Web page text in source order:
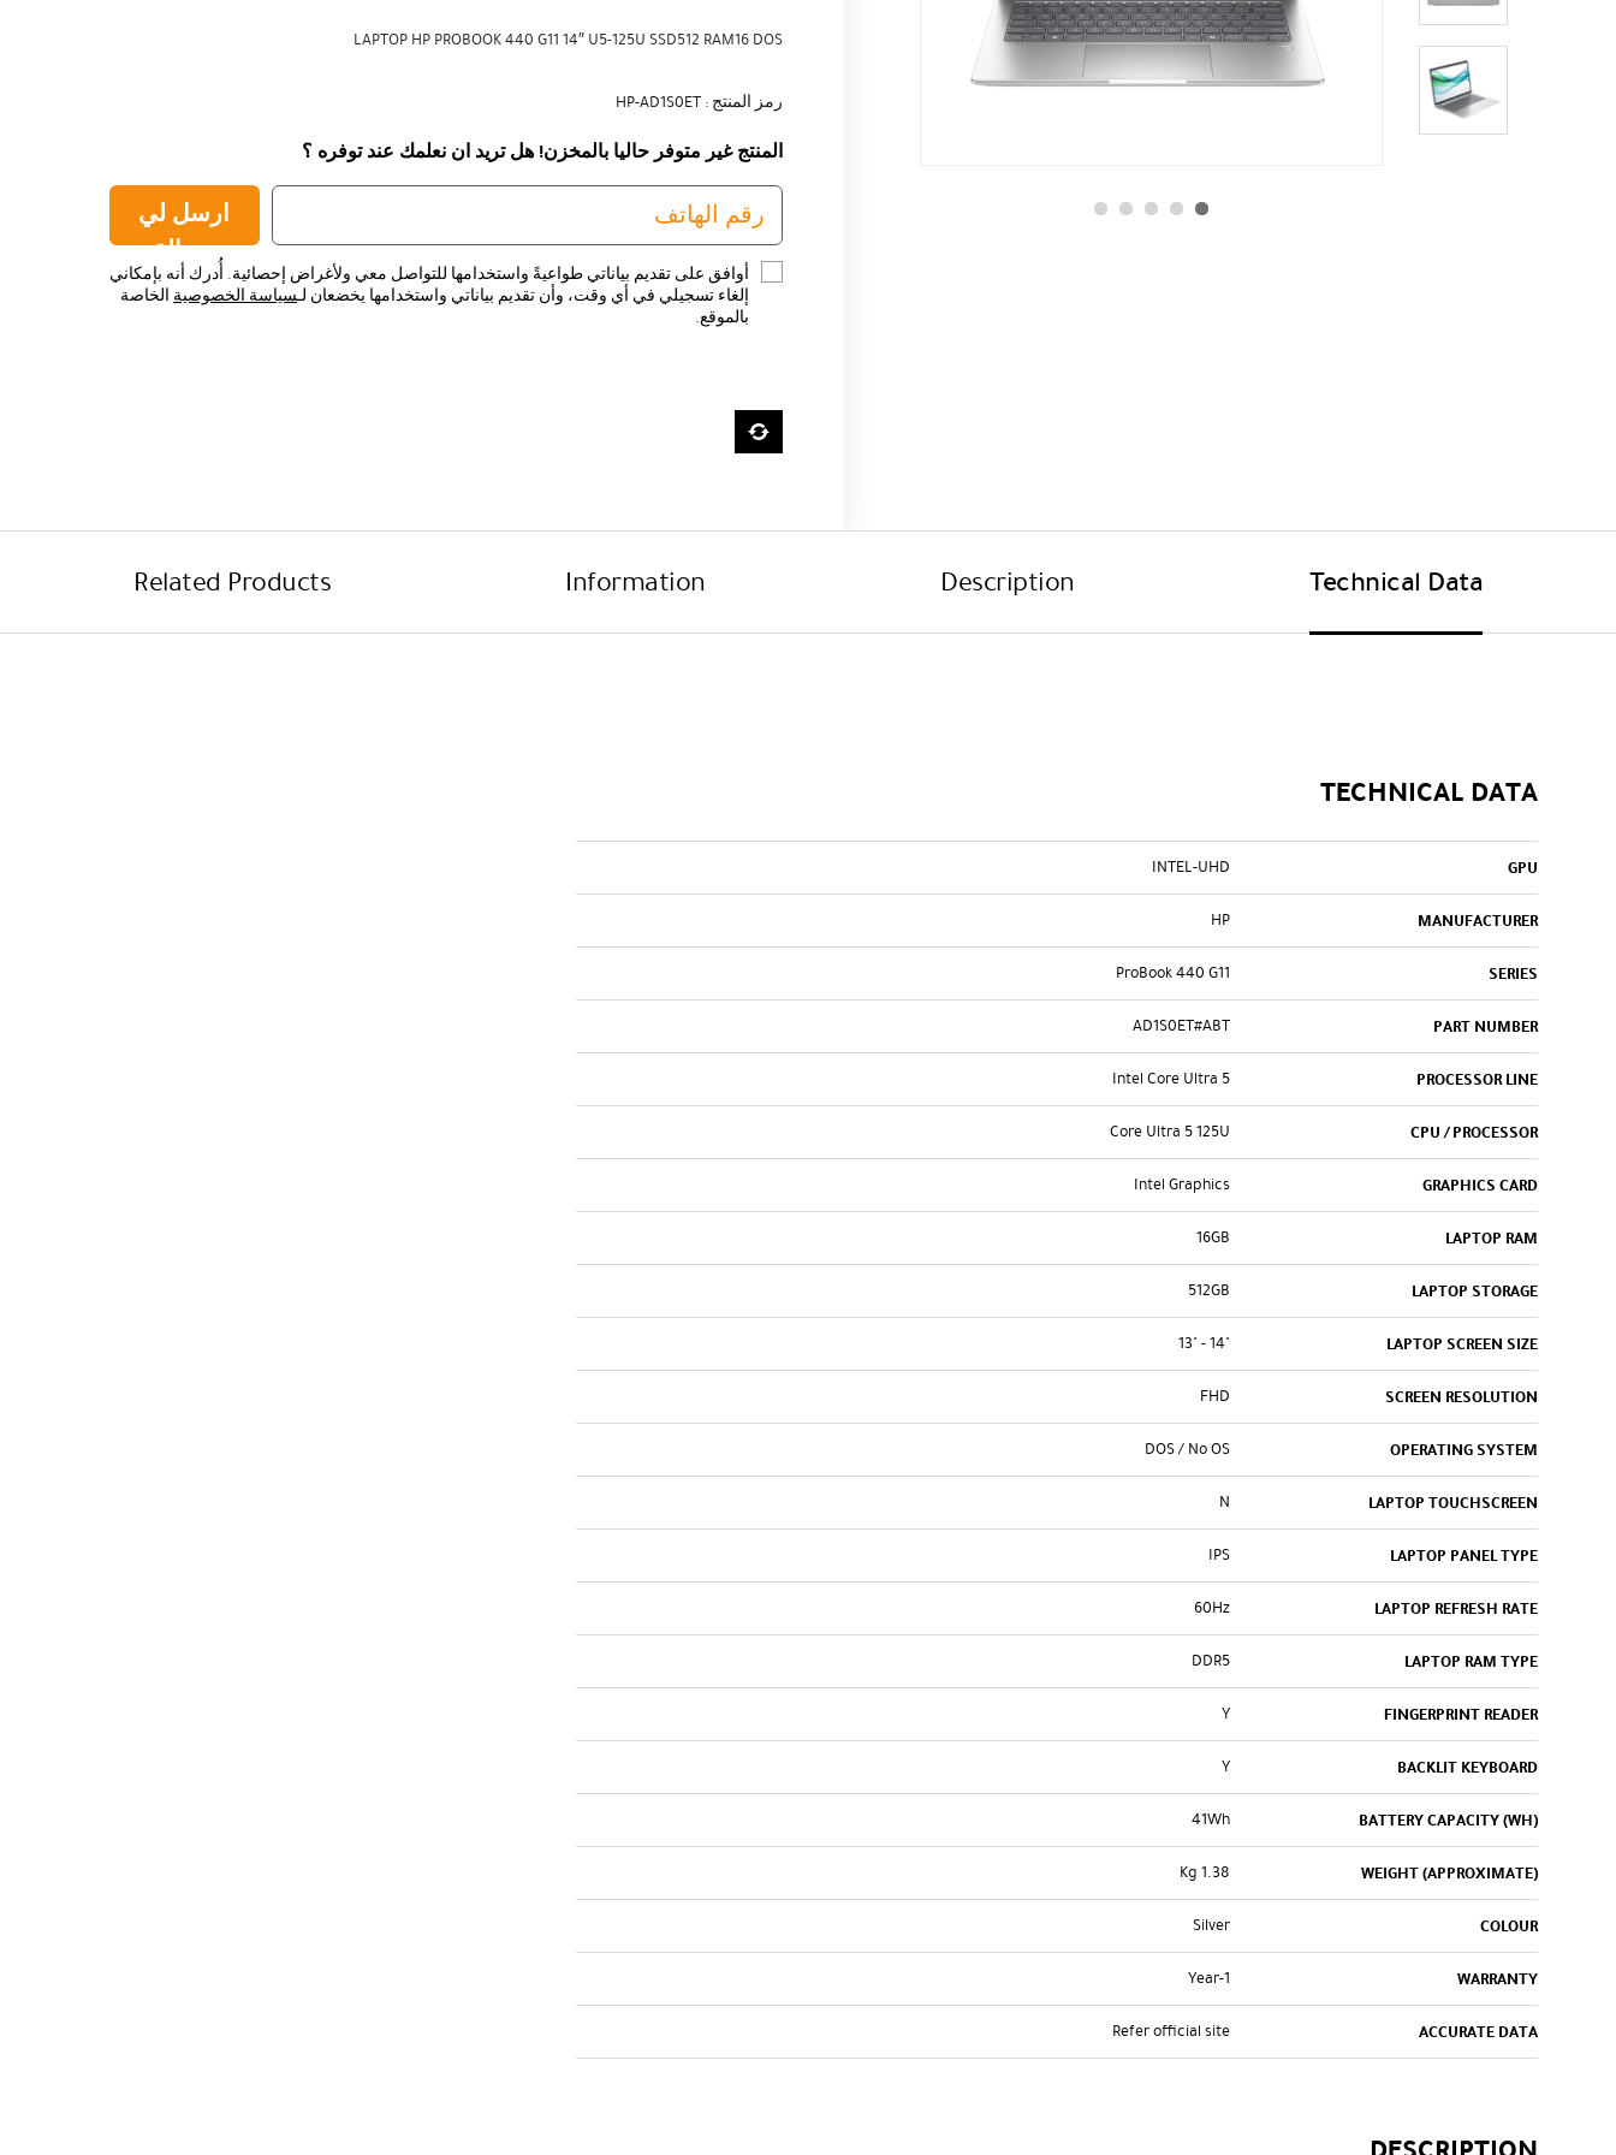
LAPTOP HP PROBOOK 440 G11 14″ U5-125U SSD512 RAM16 DOS
رمز المنتج : HP-AD1S0ET
المنتج غير متوفر حاليا بالمخزن! هل تريد ان نعلمك عند توفره ؟
ارسل لي
رسالة
أوافق على تقديم بياناتي طواعيةً واستخدامها للتواصل معي ولأغراض إحصائية. أُدرك أنه بإمكاني
إلغاء تسجيلي في أي وقت، وأن تقديم بياناتي واستخدامها يخضعان لـسياسة الخصوصيةالخاصة
بالموقع.
Technical Data
Description
Information
Related Products
TECHNICAL DATA
GPU
INTEL-UHD
MANUFACTURER
HP
SERIES
ProBook 440 G11
PART NUMBER
AD1S0ET#ABT
PROCESSOR LINE
Intel Core Ultra 5
CPU / PROCESSOR
Core Ultra 5 125U
GRAPHICS CARD
Intel Graphics
LAPTOP RAM
16GB
LAPTOP STORAGE
512GB
LAPTOP SCREEN SIZE
"14 - "13
SCREEN RESOLUTION
FHD
OPERATING SYSTEM
DOS / No OS
LAPTOP TOUCHSCREEN
N
LAPTOP PANEL TYPE
IPS
LAPTOP REFRESH RATE
60Hz
LAPTOP RAM TYPE
DDR5
FINGERPRINT READER
Y
BACKLIT KEYBOARD
Y
BATTERY CAPACITY (WH)
41Wh
WEIGHT (APPROXIMATE)
1.38 Kg
COLOUR
Silver
WARRANTY
1-Year
ACCURATE DATA
Refer official site